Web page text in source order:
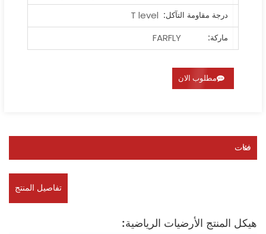
درجة مقاومة التآكل: T level
ماركة:
FARFLY
مطلوب الان
فئات
تفاصيل المنتج
هيكل المنتج الأرضيات الرياضية: